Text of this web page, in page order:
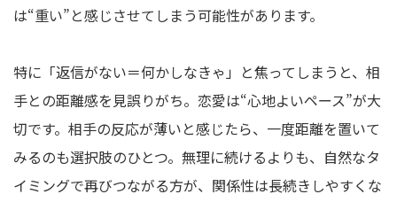
は“重い”と感じさせてしまう可能性があります。
特に「返信がない＝何かしなきゃ」と焦ってしまうと、相
手との距離感を見誤りがち。恋愛は“心地よいペース”が大
切です。相手の反応が薄いと感じたら、一度距離を置いて
みるのも選択肢のひとつ。無理に続けるよりも、自然なタ
イミングで再びつながる方が、関係性は長続きしやすくな